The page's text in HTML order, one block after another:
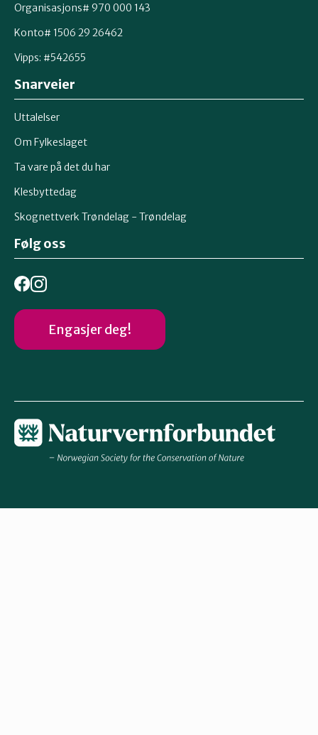
Organisasjons# 970 000 143
Konto# 1506 29 26462
Vipps: #542655
Snarveier
Uttalelser
Om Fylkeslaget
Ta vare på det du har
Klesbyttedag
Skognettverk Trøndelag - Trøndelag
Følg oss
Engasjer deg!